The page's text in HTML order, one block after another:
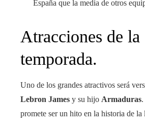
España que la media de otros
Atracciones de la
temporada.
Uno de los grandes atractivos será
Lebron James y su hijo Armaduras
promete ser un hito en la historia de la